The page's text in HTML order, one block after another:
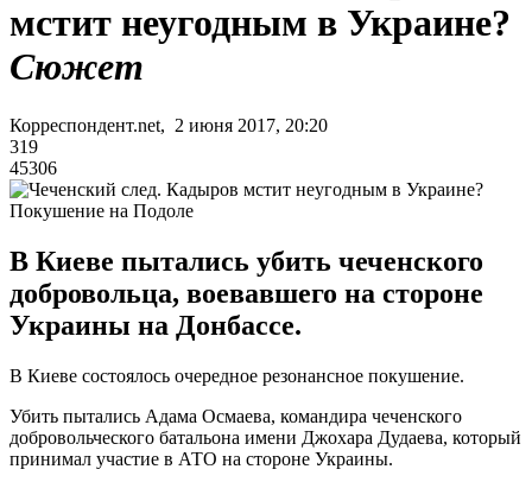
мстит неугодным в Украине?
Сюжет
Корреспондент.net, 2 июня 2017, 20:20
319
45306
Покушение на Подоле
В Киеве пытались убить чеченского
добровольца, воевавшего на стороне
Украины на Донбассе.
В Киеве состоялось очередное резонансное покушение.
Убить пытались Адама Осмаева, командира чеченского
добровольческого батальона имени Джохара Дудаева, который
принимал участие в АТО на стороне Украины.